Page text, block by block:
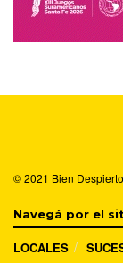
© 2021 Bien
Navegá por el
LOCALES